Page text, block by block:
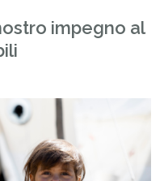
impegno al